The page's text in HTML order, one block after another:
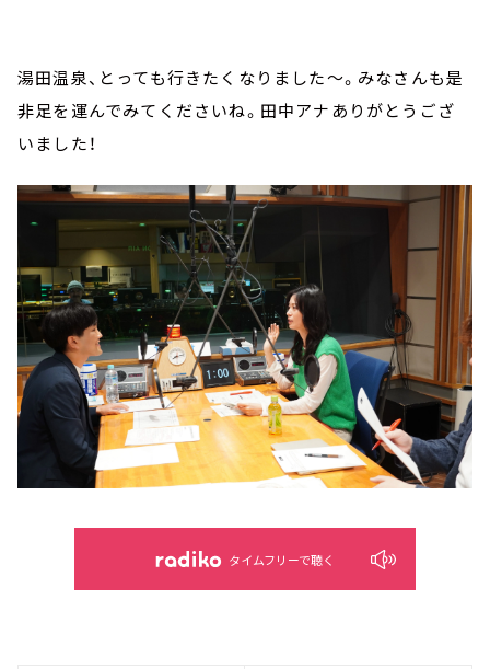
湯田温泉、とっても行きたくなりました～。みなさんも是
非足を運んでみてくださいね。田中アナありがとうござ
いました！
タイムフリーで聴く